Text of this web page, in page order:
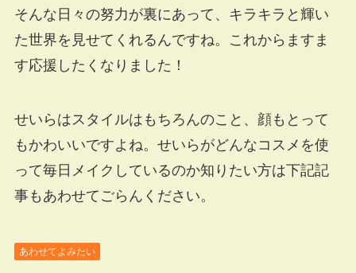
そんな日々の努力が裏にあって、キラキラと輝い
た世界を見せてくれるんですね。これからますま
す応援したくなりました！
せいらはスタイルはもちろんのこと、顔もとって
もかわいいですよね。せいらがどんなコスメを使
って毎日メイクしているのか知りたい方は下記記
事もあわせてごらんください。
あわせてよみたい